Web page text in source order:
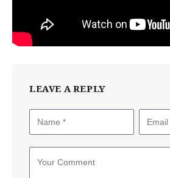
LEAVE A REPLY